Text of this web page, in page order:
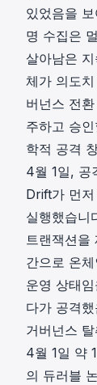
있었음을
명 수집은
살아남은
체가 의도
버넌스 전
주하고 승
학적 공격
4월 1일, 공
Drift가 먼
실행했습니
트랜잭션을
간으로 온
운영 상태
다가 공격
거버넌스 탈
4월 1일 약
의 듀러블